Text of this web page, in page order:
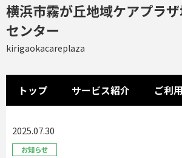
横浜市霧が丘地域ケアプラ
センター
kirigaokacareplaza
トップ サービス紹介 ご利
2025.07.30
お知らせ